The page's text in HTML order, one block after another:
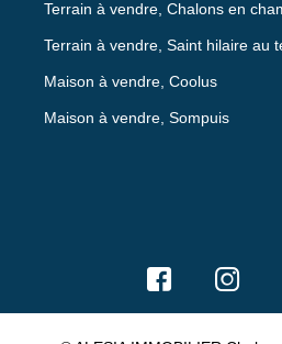
Terrain à vendre, Chalons en
Terrain à vendre, Saint hilaire au
Maison à vendre, Coolus
Maison à vendre, Sompuis